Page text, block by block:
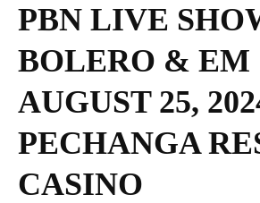
PBN LIVE
BOLERO & EM
AUGUST 25,
PECHANGA
CASINO